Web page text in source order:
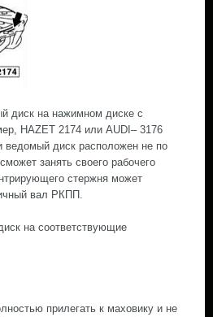
диск на нажимном диске с
HAZET 2174 или AUDI– 3176
ведомый диск расположен не по
занять своего рабочего
стержня может
вал РКПП.
на соответствующие
прилегать к маховику и не